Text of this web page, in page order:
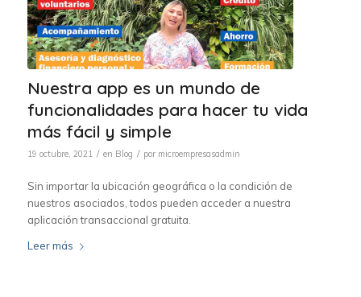
Nuestra app es un mundo de
funcionalidades para hacer tu vida
más fácil y simple
19 octubre, 2021 / en Blog / por microempresasadmin
Sin importar la ubicación geográfica o la condición de
nuestros asociados, todos pueden acceder a nuestra
aplicación transaccional gratuita.
Leer más